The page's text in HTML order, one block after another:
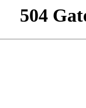
504